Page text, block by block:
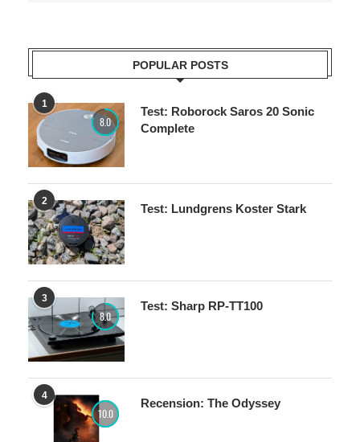
POPULAR POSTS
1
8.0
Test: Roborock Saros 20 Sonic
Complete
2
Test: Lundgrens Koster Stark
3
8.0
Test: Sharp RP-TT100
4
10.0
Recension: The Odyssey